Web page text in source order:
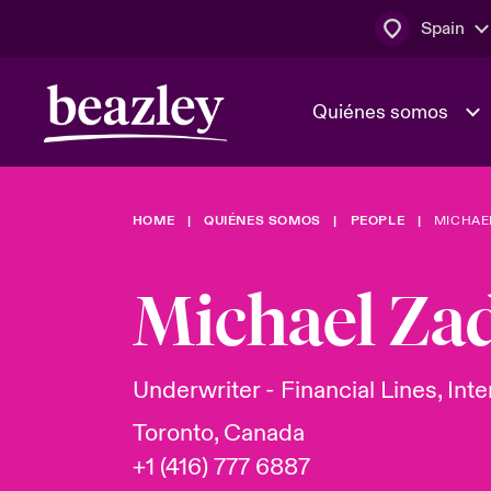
Spain
Quiénes somos
Quiénes somos
El Consejo
Trabaja
Ver más novedades
En portada
tecnológica
Área de clientes
Clientes
HOME QUIÉNES SOMOS PEOPLE
Michael
Underwriter - Financial Lines,
Toronto, Canada
+1 (416) 777 6887